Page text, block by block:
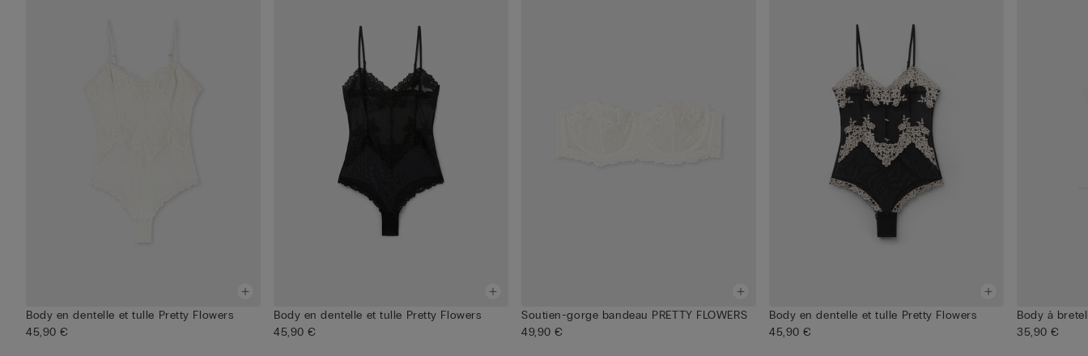
Body en dentelle et tulle Pretty Flowers
45,90 €
Body en dentelle et tulle Pretty Flowers
45,90 €
Soutien-gorge bandeau PRETTY FLOWERS
49,90 €
Body en dentelle et tulle Pretty Flowers
45,90 €
Body à
35,90 €